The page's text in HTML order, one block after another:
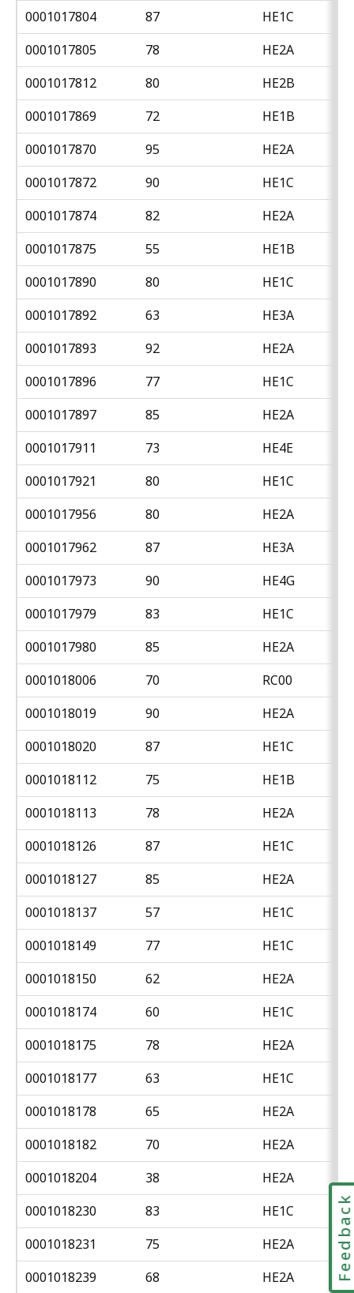
0001017804
87
HE1C
0001017805
78
HE2A
0001017812
80
HE2B
0001017869
72
HE1B
0001017870
95
HE2A
0001017872
90
HE1C
0001017874
82
HE2A
0001017875
55
HE1B
0001017890
80
HE1C
0001017892
63
HE3A
0001017893
92
HE2A
0001017896
77
HE1C
0001017897
85
HE2A
0001017911
73
HE4E
0001017921
80
HE1C
0001017956
80
HE2A
0001017962
87
HE3A
0001017973
90
HE4G
0001017979
83
HE1C
0001017980
85
HE2A
0001018006
70
RC00
0001018019
90
HE2A
0001018020
87
HE1C
0001018112
75
HE1B
0001018113
78
HE2A
0001018126
87
HE1C
0001018127
85
HE2A
0001018137
57
HE1C
0001018149
77
HE1C
0001018150
62
HE2A
0001018174
60
HE1C
0001018175
78
HE2A
0001018177
63
HE1C
0001018178
65
HE2A
0001018182
70
HE2A
0001018204
38
HE2A
0001018230
83
HE1C
0001018231
75
HE2A
0001018239
68 HE2A Feedback